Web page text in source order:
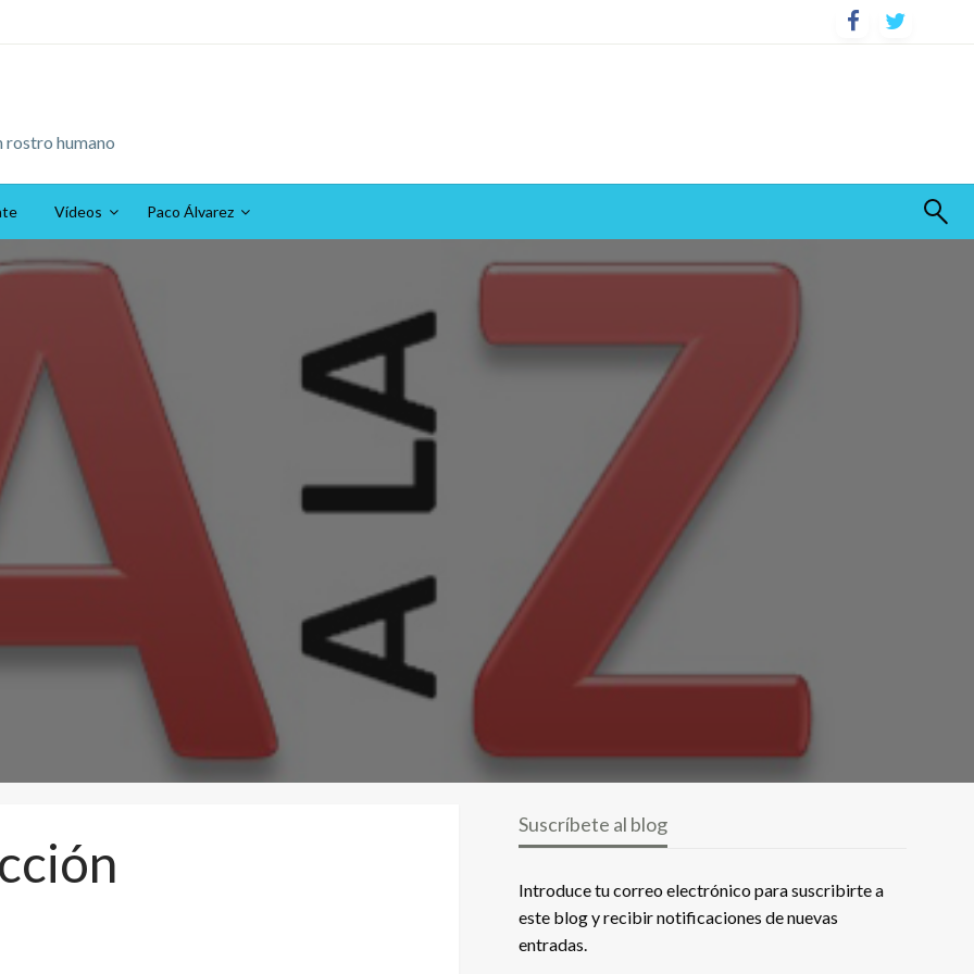
rostro humano
Vídeos Paco Álvarez
Suscríbete al blog
Introduce tu correo electrónico para suscribirte a
este blog y recibir notificaciones de nuevas
entradas.